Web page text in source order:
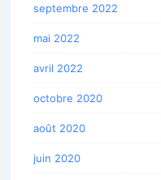
septembre 2022
mai 2022
avril 2022
octobre 2020
août 2020
juin 2020